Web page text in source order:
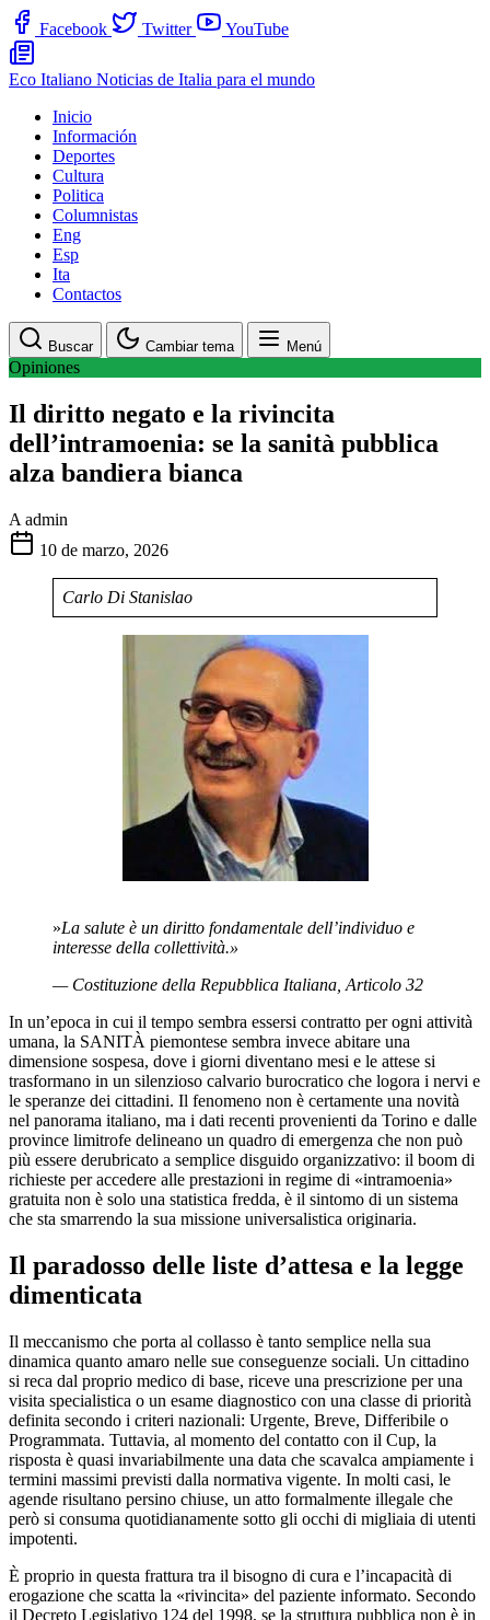
Facebook Twitter YouTube
Eco Italiano Noticias de Italia para el mundo
Inicio
Información
Deportes
Cultura
Politica
Columnistas
Eng
Esp
Ita
Contactos
Buscar Cambiar tema Menú
Opiniones
Il diritto negato e la rivincita
dell’intramoenia: se la sanità pubblica
alza bandiera bianca
A admin
10 de marzo, 2026
Carlo Di Stanislao
​»La salute è un diritto fondamentale dell’individuo e
interesse della collettività.»
— Costituzione della Repubblica Italiana, Articolo 32
​In un’epoca in cui il tempo sembra essersi contratto per ogni attività
umana, la SANITÀ piemontese sembra invece abitare una
dimensione sospesa, dove i giorni diventano mesi e le attese si
trasformano in un silenzioso calvario burocratico che logora i nervi e
le speranze dei cittadini. Il fenomeno non è certamente una novità
nel panorama italiano, ma i dati recenti provenienti da Torino e dalle
province limitrofe delineano un quadro di emergenza che non può
più essere derubricato a semplice disguido organizzativo: il boom di
richieste per accedere alle prestazioni in regime di «intramoenia»
gratuita non è solo una statistica fredda, è il sintomo di un sistema
che sta smarrendo la sua missione universalistica originaria.
​Il paradosso delle liste d’attesa e la legge
dimenticata
​Il meccanismo che porta al collasso è tanto semplice nella sua
dinamica quanto amaro nelle sue conseguenze sociali. Un cittadino
si reca dal proprio medico di base, riceve una prescrizione per una
visita specialistica o un esame diagnostico con una classe di priorità
definita secondo i criteri nazionali: Urgente, Breve, Differibile o
Programmata. Tuttavia, al momento del contatto con il Cup, la
risposta è quasi invariabilmente una data che scavalca ampiamente i
termini massimi previsti dalla normativa vigente. In molti casi, le
agende risultano persino chiuse, un atto formalmente illegale che
però si consuma quotidianamente sotto gli occhi di migliaia di utenti
impotenti.
​È proprio in questa frattura tra il bisogno di cura e l’incapacità di
erogazione che scatta la «rivincita» del paziente informato. Secondo
il Decreto Legislativo 124 del 1998, se la struttura pubblica non è in